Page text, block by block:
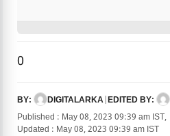
0
BY: DIGITALARKA EDITED BY:
Published : May 08, 2023 09:39 am IST,
Updated : May 08, 2023 09:39 am IST